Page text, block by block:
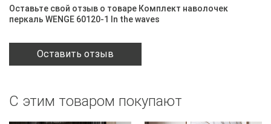
Оставьте свой отзыв о товаре Комплект наволочек
перкаль WENGE 60120-1 In the waves
Оставить отзыв
С этим товаром покупают